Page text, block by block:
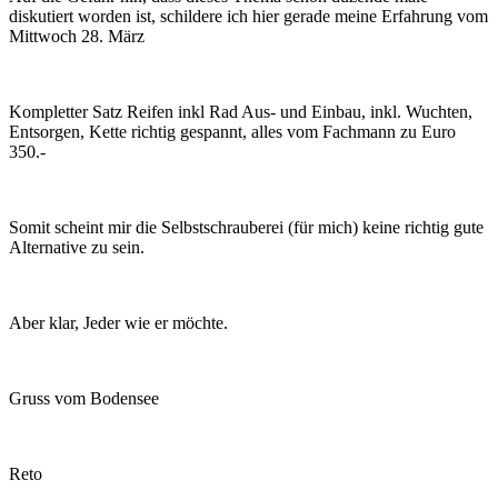
diskutiert worden ist, schildere ich hier gerade meine Erfahrung vom
Mittwoch 28. März
Kompletter Satz Reifen inkl Rad Aus- und Einbau, inkl. Wuchten,
Entsorgen, Kette richtig gespannt, alles vom Fachmann zu Euro
350.-
Somit scheint mir die Selbstschrauberei (für mich) keine richtig gute
Alternative zu sein.
Aber klar, Jeder wie er möchte.
Gruss vom Bodensee
Reto